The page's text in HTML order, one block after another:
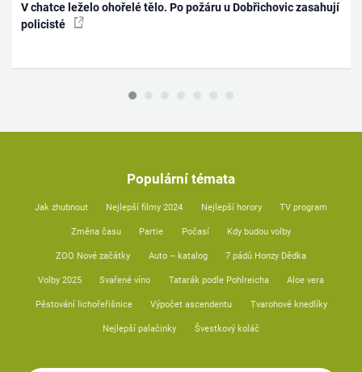
V chatce leželo ohořelé tělo. Po požáru u Dobřichovic zasahují
policisté
Populární témata
Jak zhubnout Nejlepší filmy 2024 Nejlepší horory TV program
Změna času Partie Počasí Kdy budou volby
ZOO Nové začátky Auto – katalog 7 pádů Honzy Dědka
Volby 2025 Svařené víno Tatarák podle Pohlreicha Aloe vera
Pěstování lichořeřišnice Výpočet ascendentu Tvarohové knedlíky
Nejlepší palačinky Švestkový koláč